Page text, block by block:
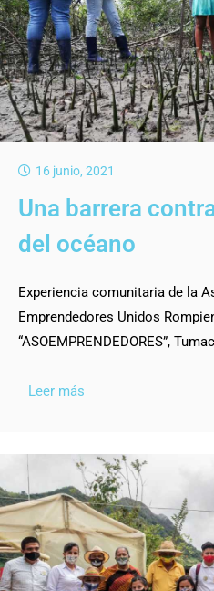
16 junio, 2021
Una barrera
del océano
Experiencia comunitaria de la
Emprendedores Unidos
“ASOEMPRENDEDORES”,
Leer más